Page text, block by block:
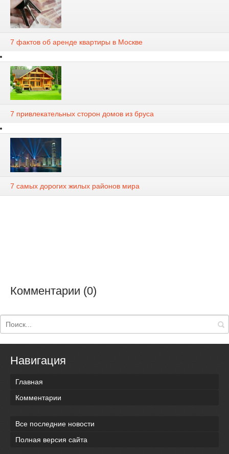
7 фактов об аренде квартиры в Москве
7 привлекательных сторон домов из бруса
7 самых дорогих жилых районов мира
Комментарии (0)
Навигация
Главная
Комментарии
Все последние новости
Полная версия сайта